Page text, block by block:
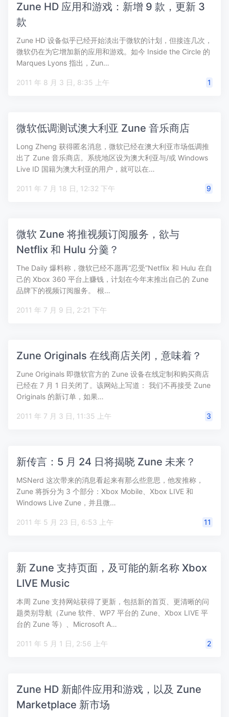
Zune HD 应用和游戏：新增 9 款，更新 3
款
Zune HD 设备似乎已经开始淡出于微软的计划，但接连几次，
微软仍在为它增加新的应用和游戏。如今 Inside the Circle 的
Marques Lyons 指出，Zun…
2011 年 8 月 3 日, 8:35 上午 1
微软低调测试澳大利亚 Zune 音乐商店
Long Zheng 获得匿名消息，微软已经在澳大利亚市场低调推
出了 Zune 音乐商店。系统地区设为澳大利亚与/或 Windows
Live ID 国籍为澳大利亚的用户，就可以在…
2011 年 7 月 18 日, 12:32 下午 9
微软 Zune 将推视频订阅服务，欲与
Netflix 和 Hulu 分羹？
The Daily 爆料称，微软已经不愿再“忍受”Netflix 和 Hulu 在自
己的 Xbox 360 平台上赚钱，计划在今年末推出自己的 Zune
品牌下的视频订阅服务。 根…
2011 年 7 月 9 日, 2:21 下午
Zune Originals 在线商店关闭，意味着？
Zune Originals 即微软官方的 Zune 设备在线定制和购买商店
已经在 7 月 1 日关闭了。该网站上写道： 我们不再接受 Zune
Originals 的新订单，如果…
2011 年 7 月 3 日, 11:35 上午 3
新传言：5 月 24 日将揭晓 Zune 未来？
MSNerd 这次带来的消息看起来有那么些意思，他发推称，
Zune 将拆分为 3 个部分：Xbox Mobile、Xbox LIVE 和
Windows Live Zune，并且微…
2011 年 5 月 23 日, 6:53 上午 11
新 Zune 支持页面，及可能的新名称 Xbox
LIVE Music
本周 Zune 支持网站获得了更新，包括新的首页、更清晰的问
题类别导航（Zune 软件、WP7 平台的 Zune、Xbox LIVE 平
台的 Zune 等）、Microsoft A…
2011 年 5 月 1 日, 2:56 上午 2
Zune HD 新邮件应用和游戏，以及 Zune
Marketplace 新市场